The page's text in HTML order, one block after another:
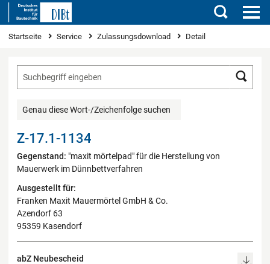
Suchen
Sie sind hier
Startseite Service Zulassungsdownload Detail
Genau diese Wort-/Zeichenfolge suchen
Z-17.1-1134
Gegenstand: "maxit mörtelpad" für die Herstellung von
Mauerwerk im Dünnbettverfahren
Ausgestellt für:
Franken Maxit Mauermörtel GmbH & Co.
Azendorf 63
95359 Kasendorf
abZ Neubescheid